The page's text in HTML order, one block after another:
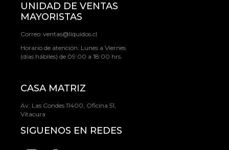
UNIDAD DE VENTAS
MAYORISTAS
Correo: ventas@liquidos.cl
Horario de atención: Lunes a Viernes
(días hábiles) de 09:00 a 18:00 hrs.
CASA MATRIZ
Av. Las Condes 11400, Oficina 51,
Vitacura
SIGUENOS EN REDES